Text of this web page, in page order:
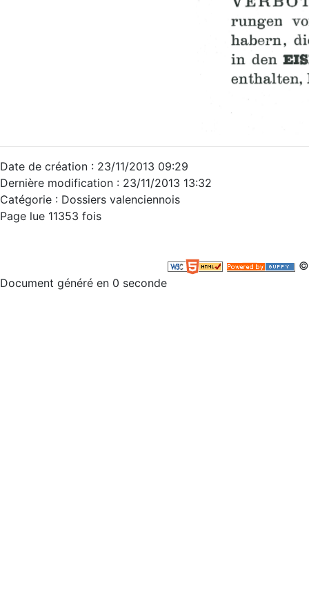
Date de création : 23/11/2013 09:29
Dernière modification : 23/11/2013 13:32
Catégorie : Dossiers valenciennois
Page lue 11353 fois
©
Document généré en 0 seconde